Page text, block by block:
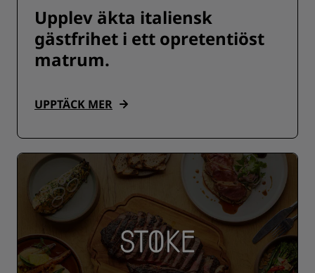
Upplev äkta italiensk
gästfrihet i ett opretentiöst
matrum.
UPPTÄCK MER